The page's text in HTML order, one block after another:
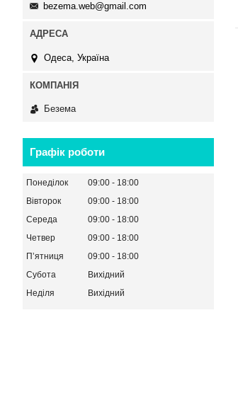
bezema.web@gmail.com
Одеса, Україна
Безема
Графік роботи
Понеділок 09:00
18:00
Вівторок
09:00
18:00
Середа
09:00
18:00
Четвер
09:00
18:00
Пʼятниця
09:00
18:00
Субота
Вихідний
Неділя
Вихідний